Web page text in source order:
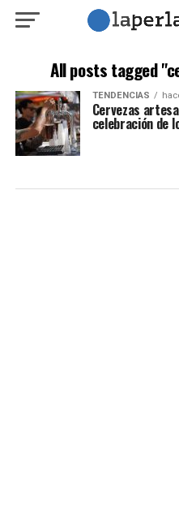
All posts tagged
TENDENCIAS
Cervezas
celebración de